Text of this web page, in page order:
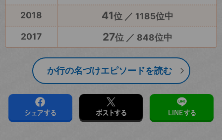
2018
41位 ／ 1185位中
2017
27位 ／ 848位中
か行の名づけエピソードを読む
シェアする ポストする LINEする